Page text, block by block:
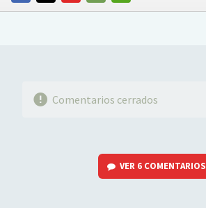
FACEBOOKTWITTERFLIPBOARD
E-
WHATSAPP
Comentarios cerrados
VER 6 COMENTARIOS